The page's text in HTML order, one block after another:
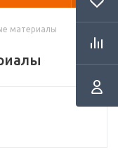
материалы